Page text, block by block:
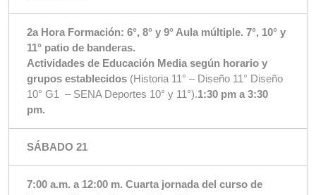
2a Hora Formación: 6°, 8° y 9° Aula múltiple. 7°, 10° y
11° patio de banderas.
Actividades de Educación Media según horario y
grupos establecidos (Historia 11° – Diseño 11° Diseño
10° G1 – SENA Deportes 10° y 11°).1:30 pm a 3:30
pm.
SÁBADO 21
7:00 a.m. a 12:00 m. Cuarta jornada del curso de